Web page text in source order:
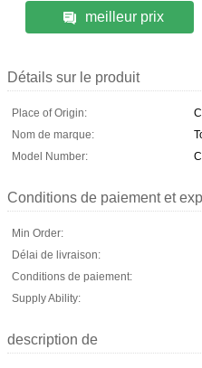
meilleur prix
Détails sur le produit
Place of Origin:
Nom de marque:
Model Number:
Conditions de paiement et
Min Order:
Délai de livraison:
Conditions de paiement:
Supply Ability:
description de